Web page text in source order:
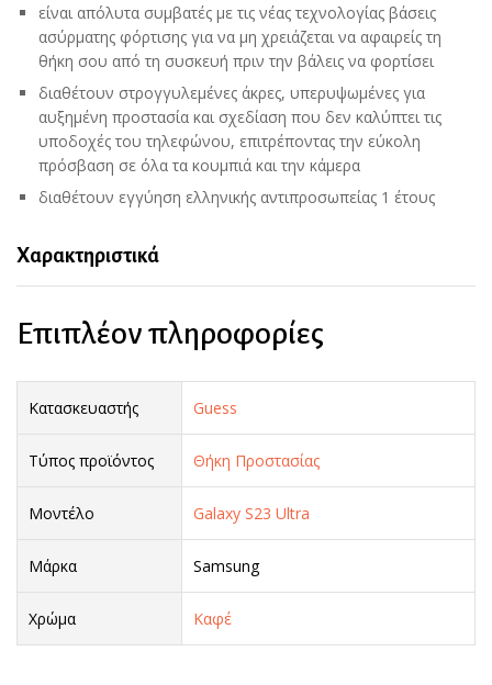
είναι απόλυτα συμβατές με τις νέας τεχνολογίας βάσεις
ασύρματης φόρτισης για να μη χρειάζεται να αφαιρείς τη
θήκη σου από τη συσκευή πριν την βάλεις να φορτίσει
διαθέτουν στρογγυλεμένες άκρες, υπερυψωμένες για
αυξημένη προστασία και σχεδίαση που δεν καλύπτει τις
υποδοχές του τηλεφώνου, επιτρέποντας την εύκολη
πρόσβαση σε όλα τα κουμπιά και την κάμερα
διαθέτουν εγγύηση ελληνικής αντιπροσωπείας 1 έτους
Χαρακτηριστικά
Επιπλέον πληροφορίες
Κατασκευαστής Guess
Τύπος προϊόντος Θήκη Προστασίας
Μοντέλο Galaxy S23 Ultra
Μάρκα Samsung
Χρώμα Καφέ